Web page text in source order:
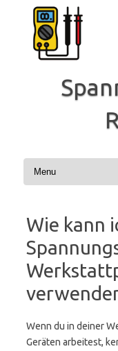
Inhalt
springen
Wie kann
Wenn du in deiner
Geräten arbeitest,